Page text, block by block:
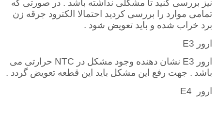
نیز بررسی کنید تا مشکلی نداشته باشد . در صورتی که
تمامی موارد را بررسی کردید احتمالا الکترود جرقه زن
برد خراب شده و باید تعویض شود .
ارور E3
ارور E3 نشان دهنده وجود مشکل در NTC حرارتی می
باشد . جهت رفع این مشکل باید این قطعه تعویض گردد .
ارور
E4